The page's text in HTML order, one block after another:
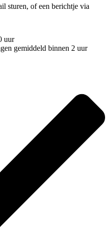
sturen, of een berichtje via
uur
gemiddeld binnen 2 uur